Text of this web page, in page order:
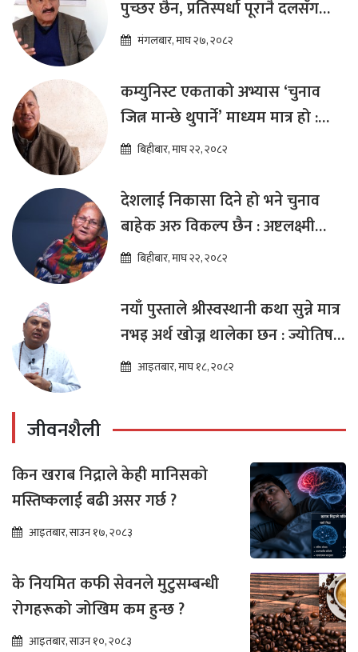
पुच्छर छैन, प्रतिस्पर्धा पूरानै दलसँग
हुन्छ : डा.प्रकाश शरण महत
मंगलबार, माघ २७, २०८२
कम्युनिस्ट एकताको अभ्यास ‘चुनाव
जित्न मान्छे थुपार्ने’ माध्यम मात्र हो :
विप्लव
बिहीबार, माघ २२, २०८२
देशलाई निकासा दिने हो भने चुनाव
बाहेक अरु विकल्प छैन : अष्टलक्ष्मी
शाक्यबिहीबार, माघ २२, २०८२
नयाँ पुस्ताले श्रीस्वस्थानी कथा सुन्ने मात्र
नभइ अर्थ खोज्न थालेका छन : ज्योतिष
तारा लोचन न्यौपाने
आइतबार, माघ १८, २०८२
जीवनशैली
किन खराब निद्राले केही मानिसको
मस्तिष्कलाई बढी असर गर्छ ?
आइतबार, साउन १७, २०८३
के नियमित कफी सेवनले मुटुसम्बन्धी
रोगहरूको जोखिम कम हुन्छ ?
आइतबार, साउन १०, २०८३